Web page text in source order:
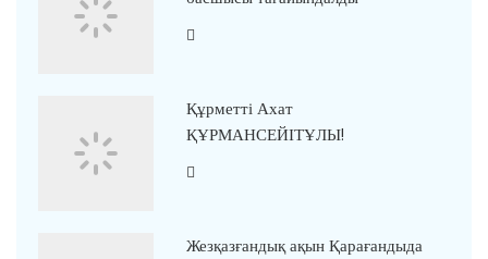
Құрметті Ахат
ҚҰРМАНСЕЙІТҰЛЫ!
Жезқазғандық ақын Қарағандыда